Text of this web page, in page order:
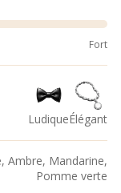
Fort
LudiqueÉlégant
Ambre, Mandarine,
Pomme verte